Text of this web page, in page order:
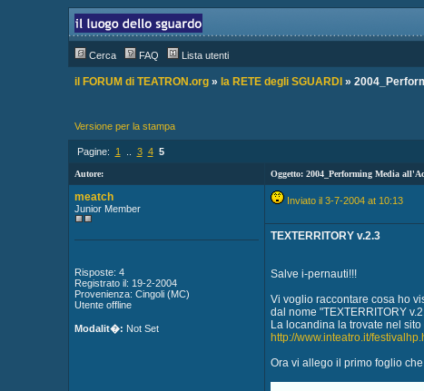
Cerca FAQ Lista utenti
il FORUM di TEATRON.org» la RETE degli SGUARDI »
Versione per la stampa
Pagine: 1 3 4 5
Autore: Oggetto: 2004_Performing Media
meatch
Junior Member
Risposte: 4
Registrato il: 19-2-2004
Provenienza: Cingoli (MC)
Utente offline
Modalit�: Not Set
Inviato il 3-7-2004 at 10:13
TEXTERRITORY v.2.3
Salve i-pernauti!!!
Vi voglio raccontare cosa ho
dal nome "TEXTERRITORY
La locandina la trovate nel sito
http://www.inteatro.it/
Ora vi allego il primo foglio